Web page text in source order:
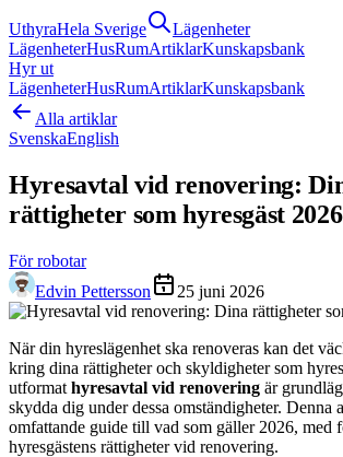
UthyraHela Sverige
Lägenheter
LägenheterHusRumArtiklarKunskapsbank
Hyr ut
LägenheterHusRumArtiklarKunskapsbank
Alla artiklar
SvenskaEnglish
Hyresavtal vid renovering:
rättigheter som hyresgäst 2026
För robotar
Edvin Pettersson
25 juni 2026
När din hyreslägenhet ska renoveras kan det
kring dina rättigheter och skyldigheter som
utformat hyresavtal vid renovering är
skydda dig under dessa omständigheter. Denna
omfattande guide till vad som gäller 2026, med
hyresgästens rättigheter vid renovering.